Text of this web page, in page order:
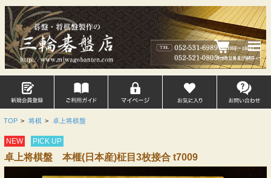
TOP > 将棋 > 卓上将棋盤
NEW PICK UP
卓上将棋盤 本榧(日本産)柾目3枚接合 t7009